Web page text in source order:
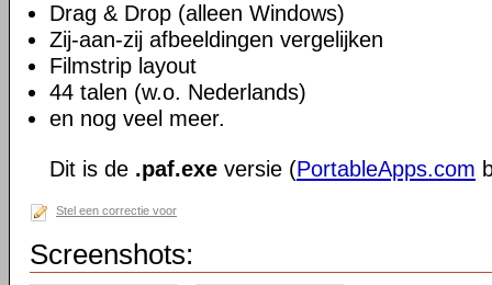
Drag & Drop (alleen Windows)
Zij-aan-zij afbeeldingen vergelijken
Filmstrip layout
44 talen (w.o. Nederlands)
en nog veel meer.
Dit is de .paf.exe versie (PortableApps.com
Stel een correctie voor
Screenshots: